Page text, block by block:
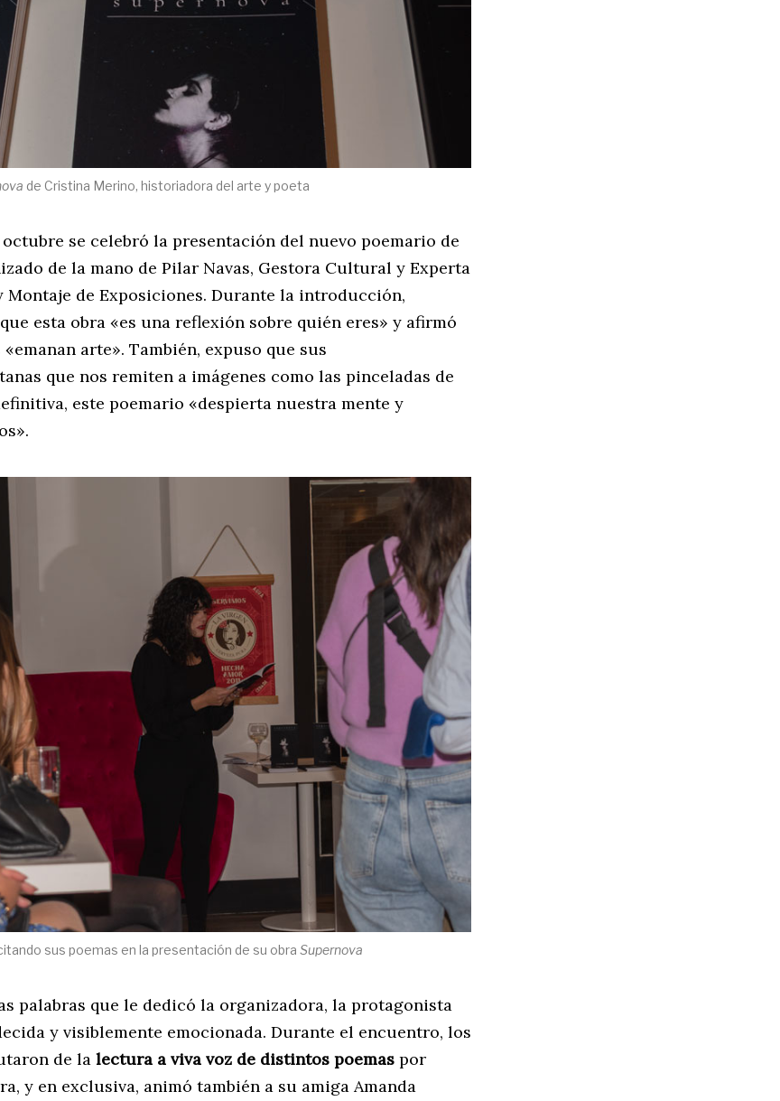
de Cristina Merino, historiadora del arte y poeta
octubre se celebró la presentación del nuevo poemario de
de la mano de Pilar Navas, Gestora Cultural y Experta
Montaje de Exposiciones. Durante la introducción,
esta obra «es una reflexión sobre quién eres» y afirmó
arte». También, expuso que sus
que nos remiten a imágenes como las pinceladas de
este poemario «despierta nuestra mente y
sus poemas en la presentación de su obra Supernova
palabras que le dedicó la organizadora, la protagonista
y visiblemente emocionada. Durante el encuentro, los
de la lectura a viva voz de distintos poemas por
y en exclusiva, animó también a su amiga Amanda